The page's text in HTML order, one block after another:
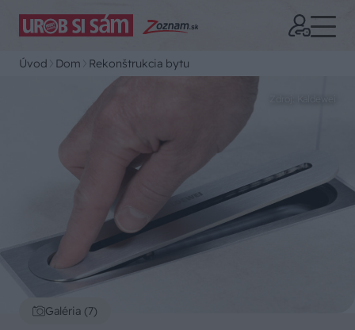
Úvod Dom Rekonštrukcia bytu
Galéria (7)